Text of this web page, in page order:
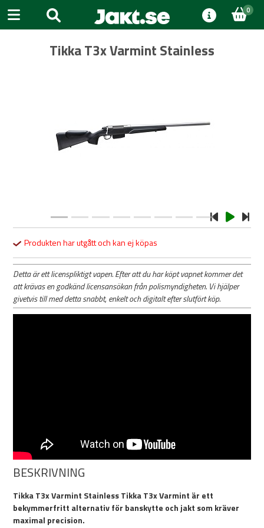
0
Tikka T3x Varmint Stainless
Previous
Produkten har utgått och kan ej köpas
Detta är ett licenspliktigt vapen. Efter att du har köpt vapnet kommer det
att krävas en godkänd licensansökan från polismyndigheten. Vi hjälper
givetvis till med detta snabbt, enkelt och digitalt efter slutfört köp.
BESKRIVNING
Tikka T3x Varmint Stainless Tikka T3x Varmint är ett
bekymmerfritt alternativ för banskytte och jakt som kräver
maximal precision.